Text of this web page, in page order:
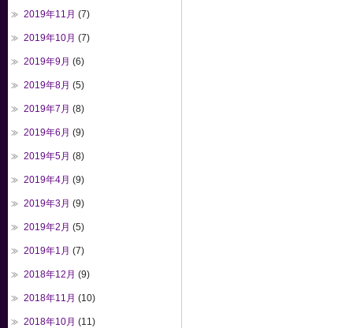
2019年11月 (7)
2019年10月 (7)
2019年9月 (6)
2019年8月 (5)
2019年7月 (8)
2019年6月 (9)
2019年5月 (8)
2019年4月 (9)
2019年3月 (9)
2019年2月 (5)
2019年1月 (7)
2018年12月 (9)
2018年11月 (10)
2018年10月 (11)